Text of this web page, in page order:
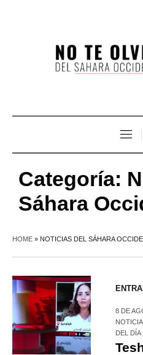
Categoría:
Sáhara
HOME » NOTICIAS DEL SÁHARA
8 DE
DEL DÍA